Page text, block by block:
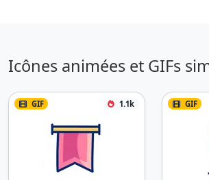
Icônes animées et GIFs
GIF 1.1k GIF